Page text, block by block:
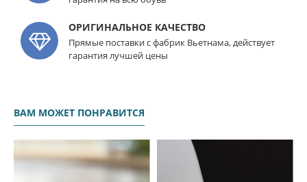
ОРИГИНАЛЬНОЕ КАЧЕСТВО
Прямые поставки с фабрик Вьетнама, действует
гарантия лучшей цены
ВАМ МОЖЕТ ПОНРАВИТСЯ